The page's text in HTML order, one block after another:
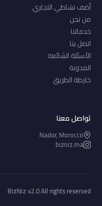
أضف نشاطي التجاري
من نحن
خدماتنا
اتصل بنا
الأسئلة الشائعة
المدونة
خارطة الطريق
تواصل معنا
Nador, Morocco
bizniz.ma
BizNiz v2.0 All rights reserved